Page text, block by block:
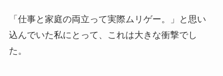
「仕事と家庭の両立って実際ムリゲー。」と思い
込んでいた私にとって、これは大きな衝撃でし
た。